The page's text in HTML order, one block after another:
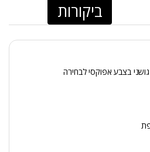
ביקורות
בצבע אפוקסי לבחירה